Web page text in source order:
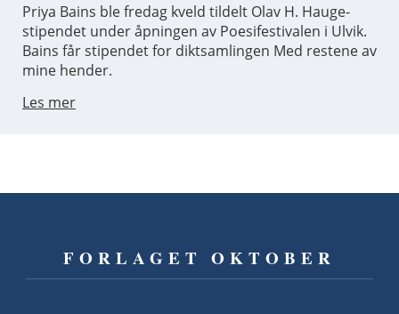
Priya Bains ble fredag kveld tildelt Olav H. Hauge-
stipendet under åpningen av Poesifestivalen i Ulvik.
Bains får stipendet for diktsamlingen Med restene av
mine hender.
Les mer
FORLAGET OKTOBER